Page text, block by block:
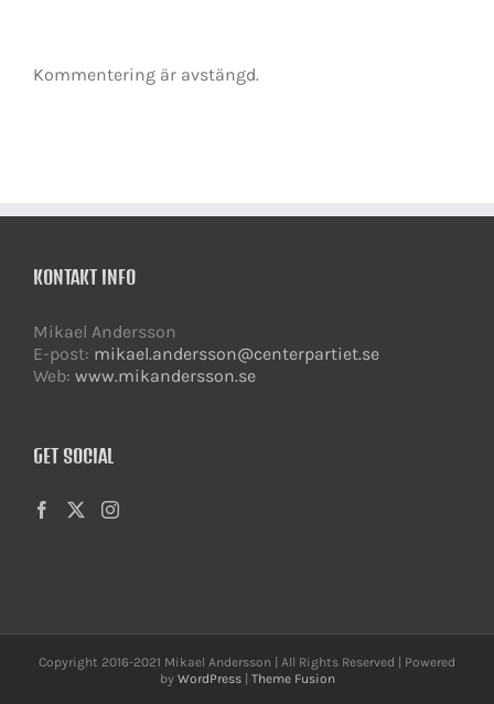
Kommentering är avstängd.
KONTAKT INFO
Mikael Andersson
E-post: mikael.andersson@centerpartiet.se
Web: www.mikandersson.se
GET SOCIAL
Copyright 2016-2021 Mikael Andersson | All Rights Reserved | Powered
by WordPress| Theme Fusion